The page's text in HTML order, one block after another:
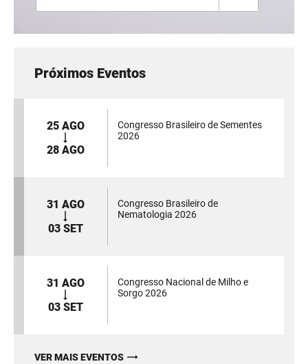
Próximos Eventos
25 AGO
28 AGO
Congresso Brasileiro de Sementes
2026
31 AGO
03 SET
Congresso Brasileiro de
Nematologia 2026
31 AGO
03 SET
Congresso Nacional de Milho e
Sorgo 2026
VER MAIS EVENTOS